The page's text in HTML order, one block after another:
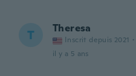
T Theresa
Inscrit depuis 2021 ·
il y a 5 ans